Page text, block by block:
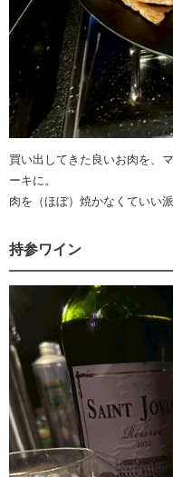
買い出してきた良いお肉を、
ーキに。
肉を（ほぼ）焼かなくていい
持参ワイン